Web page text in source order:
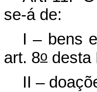
se-á de:
I – bens
art. 8o desta
II –